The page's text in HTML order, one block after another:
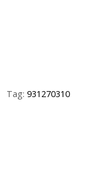
Tag: 931270310